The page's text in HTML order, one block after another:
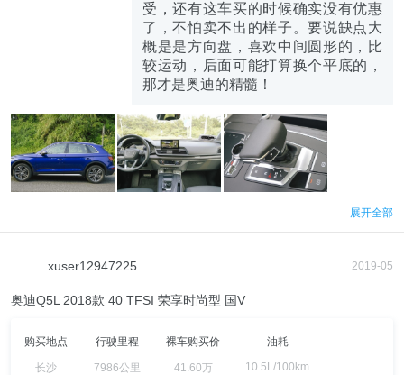
受，还有这车买的时候确实没有优惠
了，不怕卖不出的样子。要说缺点大
概是是方向盘，喜欢中间圆形的，比
较运动，后面可能打算换个平底的，
那才是奥迪的精髓！
展开全部
xuser12947225 2019-05
奥迪Q5L 2018款 40 TFSI 荣享时尚型 国V
购买地点
长沙
行驶里程
7986公里
裸车购买价
41.60万
油耗
10.5L/100km